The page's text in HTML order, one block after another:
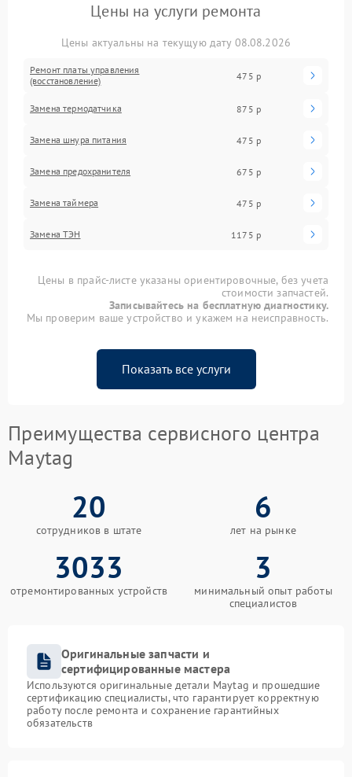
Цены на услуги ремонта
Цены актуальны на текущую дату 08.08.2026
Ремонт платы управления
(восстановление)
475 р
Замена термодатчика 875 р
Замена шнура питания 475 р
Замена предохранителя 675 р
Замена таймера 475 р
Замена ТЭН 1175 р
Цены в прайс-листе указаны ориентировочные, без учета
стоимости запчастей.
Записывайтесь на бесплатную диагностику.
Мы проверим ваше устройство и укажем на неисправность.
Показать все услуги
Преимущества сервисного центра
Maytag
20
сотрудников в штате
6
лет на рынке
3033
отремонтированных устройств
3
минимальный опыт работы
специалистов
Оригинальные запчасти и
сертифицированные мастера
Используются оригинальные детали Maytag и прошедшие
сертификацию специалисты, что гарантирует корректную
работу после ремонта и сохранение гарантийных
обязательств